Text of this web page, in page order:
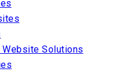
Website Solutions